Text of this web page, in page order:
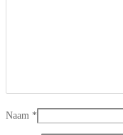
Naam *